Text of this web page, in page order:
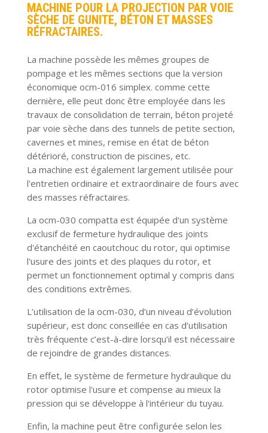
MACHINE POUR LA PROJECTION PAR VOIE
SÈCHE DE GUNITE, BÉTON ET MASSES
RÉFRACTAIRES.
La machine possède les mêmes groupes de
pompage et les mêmes sections que la version
économique ocm-016 simplex. comme cette
dernière, elle peut donc être employée dans les
travaux de consolidation de terrain, béton projeté
par voie sèche dans des tunnels de petite section,
cavernes et mines, remise en état de béton
détérioré, construction de piscines, etc.
La machine est également largement utilisée pour
l'entretien ordinaire et extraordinaire de fours avec
des masses réfractaires.
La ocm-030 compatta est équipée d'un système
exclusif de fermeture hydraulique des joints
d'étanchéité en caoutchouc du rotor, qui optimise
l'usure des joints et des plaques du rotor, et
permet un fonctionnement optimal y compris dans
des conditions extrêmes.
L’utilisation de la ocm-030, d’un niveau d’évolution
supérieur, est donc conseillée en cas d’utilisation
très fréquente c’est-à-dire lorsqu’il est nécessaire
de rejoindre de grandes distances.
En effet, le système de fermeture hydraulique du
rotor optimise l'usure et compense au mieux la
pression qui se développe à l'intérieur du tuyau.
Enfin, la machine peut être configurée selon les